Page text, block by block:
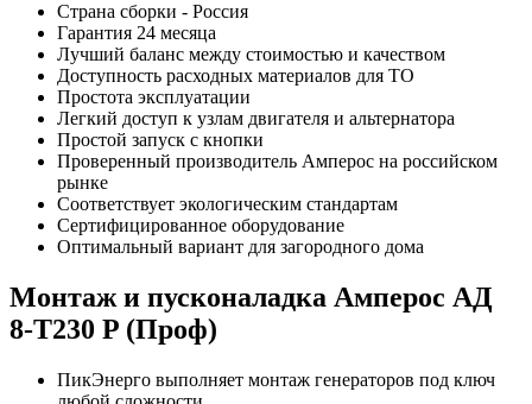
Страна сборки - Россия
Гарантия 24 месяца
Лучший баланс между стоимостью и качеством
Доступность расходных материалов для ТО
Простота эксплуатации
Легкий доступ к узлам двигателя и альтернатора
Простой запуск с кнопки
Проверенный производитель Амперос на российском
рынке
Соответствует экологическим стандартам
Сертифицированное оборудование
Оптимальный вариант для загородного дома
Монтаж и пусконаладка Амперос АД
8-Т230 P (Проф)
ПикЭнерго выполняет монтаж генераторов под ключ